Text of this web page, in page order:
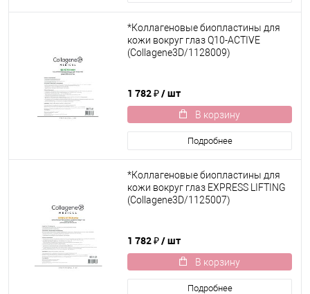
*Коллагеновые биопластины для
кожи вокруг глаз Q10-ACTIVE
(Collagene3D/1128009)
1 782 ₽/ шт
В корзину
Подробнее
*Коллагеновые биопластины для
кожи вокруг глаз EXPRESS LIFTING
(Collagene3D/1125007)
1 782 ₽/ шт
В корзину
Подробнее